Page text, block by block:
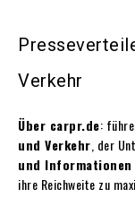
Verkehr
Über carpr.de:
und Verkehr , der
und Informationen
ihre Reichweite zu